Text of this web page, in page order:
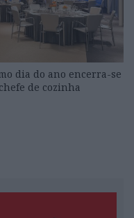
dia do ano encerra-se
de cozinha